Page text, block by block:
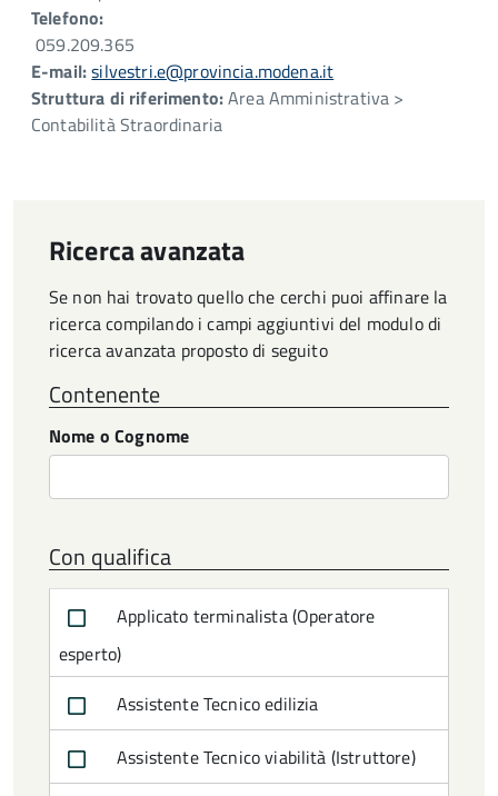
Telefono:
059.209.365
E-mail:silvestri.e@provincia.modena.it
Struttura di riferimento:Area Amministrativa >
Contabilità Straordinaria
Ricerca avanzata
Se non hai trovato quello che cerchi puoi affinare la
ricerca compilando i campi aggiuntivi del modulo di
ricerca avanzata proposto di seguito
Contenente
Nome o Cognome
Con qualifica
Applicato terminalista (Operatore
esperto)
Assistente Tecnico edilizia
Assistente Tecnico viabilità (Istruttore)